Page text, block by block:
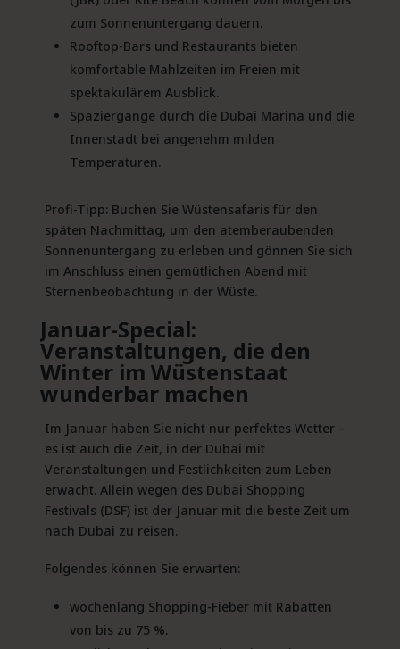
zum Sonnenuntergang dauern.
Rooftop-Bars und Restaurants bieten
komfortable Mahlzeiten im Freien mit
spektakulärem Ausblick.
Spaziergänge durch die Dubai Marina und die
Innenstadt bei angenehm milden
Temperaturen.
Profi-Tipp: Buchen Sie Wüstensafaris für den
späten Nachmittag, um den atemberaubenden
Sonnenuntergang zu erleben und gönnen Sie sich
im Anschluss einen gemütlichen Abend mit
Sternenbeobachtung in der Wüste.
Januar-Special:
Veranstaltungen, die den
Winter im Wüstenstaat
wunderbar machen
Im Januar haben Sie nicht nur perfektes Wetter –
es ist auch die Zeit, in der Dubai mit
Veranstaltungen und Festlichkeiten zum Leben
erwacht. Allein wegen des Dubai Shopping
Festivals (DSF) ist der Januar mit die beste Zeit um
nach Dubai zu reisen.
Folgendes können Sie erwarten:
wochenlang Shopping-Fieber mit Rabatten
von bis zu 75 %.